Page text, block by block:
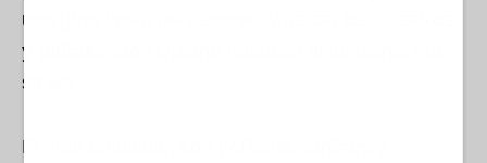
una gran fiesta del deporte.
y palmas
se vio.
El gran ambiente, con